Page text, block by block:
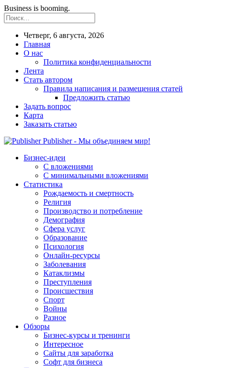
Business is booming.
Четверг, 6 августа, 2026
Главная
О нас
Политика конфиденциальности
Лента
Стать автором
Правила написания и размещения статей
Предложить статью
Задать вопрос
Карта
Заказать статью
Publisher - Мы объединяем мир!
Бизнес-идеи
С вложениями
С минимальными вложениями
Статистика
Рождаемость и смертность
Религия
Производство и потребление
Демография
Сфера услуг
Образование
Психология
Онлайн-ресурсы
Заболевания
Катаклизмы
Преступления
Происшествия
Спорт
Войны
Разное
Обзоры
Бизнес-курсы и тренинги
Интересное
Сайты для заработка
Софт для бизнеса